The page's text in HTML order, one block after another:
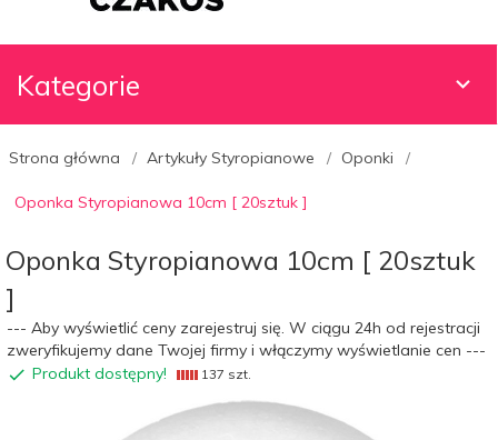
Kategorie
Strona główna Artykuły Styropianowe Oponki
Oponka Styropianowa 10cm [ 20sztuk ]
Oponka Styropianowa 10cm [ 20sztuk
]
--- Aby wyświetlić ceny zarejestruj się. W ciągu 24h od rejestracji
zweryfikujemy dane Twojej firmy i włączymy wyświetlanie cen ---
Produkt dostępny!
137 szt.